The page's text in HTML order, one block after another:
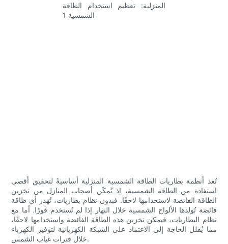
تُعد أنظمة بطاريات الطاقة الشمسية المنزلية أساسيةً لتحقيق أقصى
استفادة من الطاقة الشمسية، إذ تُمكّن أصحاب المنازل من تخزين
الطاقة الفائضة لاستخدامها لاحقًا. فبدون نظام بطاريات، تُهدر أي طاقة
فائضة تُولدها الألواح الشمسية خلال النهار إذا لم تُستخدم فورًا. أما مع
نظام البطاريات، فيمكن تخزين هذه الطاقة الفائضة واستخدامها لاحقًا،
مما يُقلل الحاجة إلى الاعتماد على الشبكة الكهربائية لتوفير الكهرباء
خلال فترات غياب الشمس.